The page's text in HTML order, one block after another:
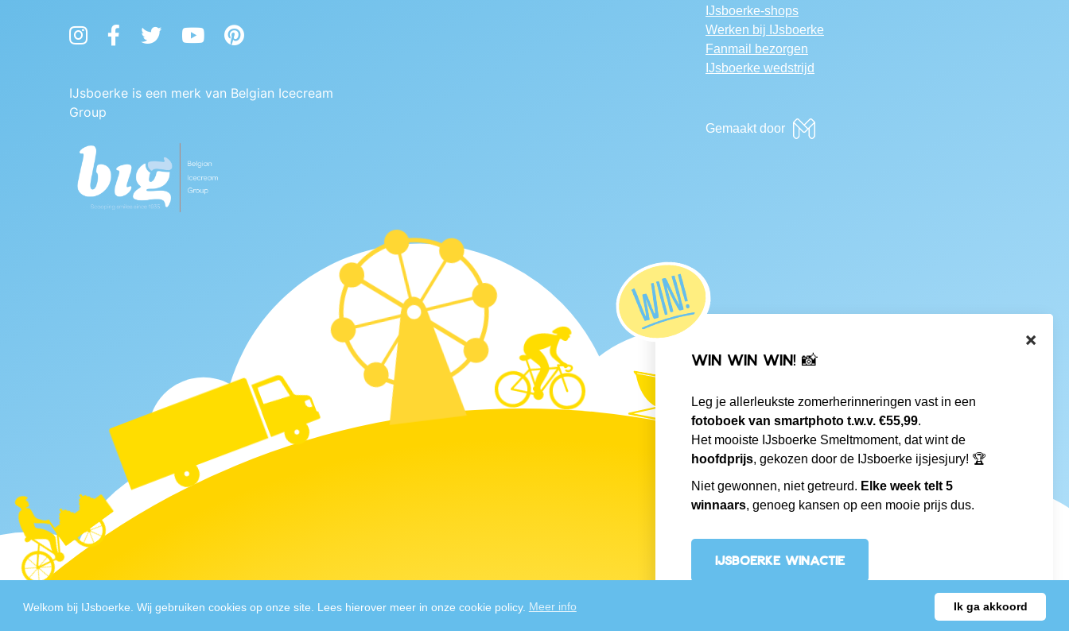
Welkom bij IJsboerke. Wij gebruiken cookies op onze site. Lees hierover meer in onze cookie policy. Meer info Ik ga akkoord
InstagramFacebookTwitter YouTubePinterest
IJsboerke is een merk van Belgian Icecream
Group
IJsboerke-shops
Werken bij IJsboerke
Fanmail bezorgen
IJsboerke wedstrijd
Gemaakt door
© 2026 IJsboerke
×
WIN WIN WIN! 📸
Leg je allerleukste zomerherinneringen vast in een
fotoboek van smartphoto t.w.v. €55,99.
Het mooiste IJsboerke Smeltmoment, dat wint de
hoofdprijs, gekozen door de IJsboerke ijsjesjury! 🏆
Niet gewonnen, niet getreurd. Elke week telt 5
winnaars, genoeg kansen op een mooie prijs dus.
IJSBOERKE WINACTIE